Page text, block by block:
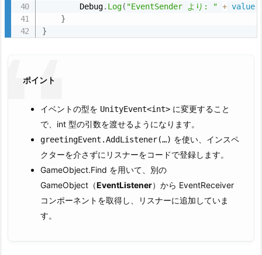
v
r.
s
作
        Debug
. Log( "EventSender より: " + value
}
}
ポイント
イベントの型を UnityEvent<int> に変更すること
で、int 型の引数を渡せるようになります。
greetingEvent.AddListener(…) を使い、インスペ
クターを介さずにリスナーをコードで登録します。
GameObject.Find を用いて、別の
GameObject（EventListener）から EventReceiver
コンポーネントを取得し、リスナーに追加していま
す。